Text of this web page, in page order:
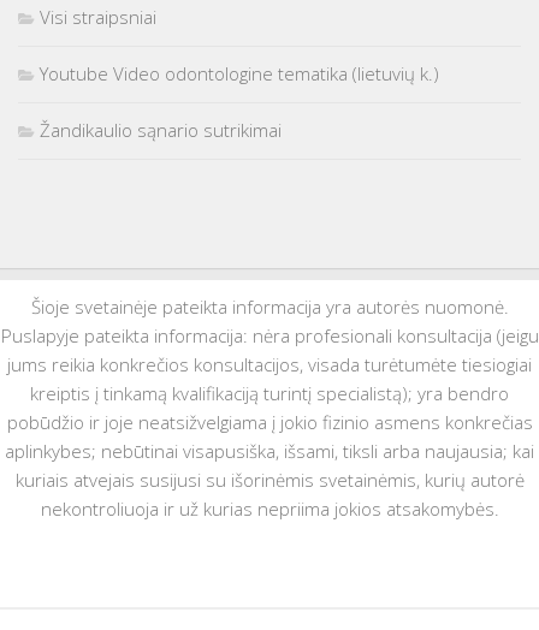
Visi straipsniai
Youtube Video odontologine tematika (lietuvių k.)
Žandikaulio sąnario sutrikimai
Šioje svetainėje pateikta informacija yra autorės nuomonė.
Puslapyje pateikta informacija: nėra profesionali konsultacija (jeigu
jums reikia konkrečios konsultacijos, visada turėtumėte tiesiogiai
kreiptis į tinkamą kvalifikaciją turintį specialistą); yra bendro
pobūdžio ir joje neatsižvelgiama į jokio fizinio asmens konkrečias
aplinkybes; nebūtinai visapusiška, išsami, tiksli arba naujausia; kai
kuriais atvejais susijusi su išorinėmis svetainėmis, kurių autorė
nekontroliuoja ir už kurias nepriima jokios atsakomybės.